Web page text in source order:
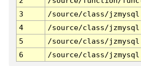
3
/source/class/
4
/source/class/
5
/source/class/
6
/source/class/